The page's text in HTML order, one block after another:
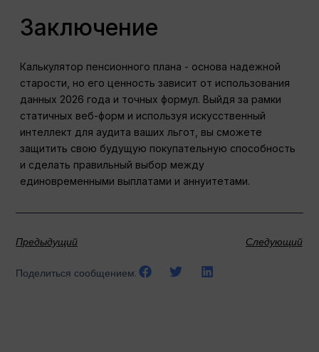
Заключение
Калькулятор пенсионного плана - основа надежной
старости, но его ценность зависит от использования
данных 2026 года и точных формул. Выйдя за рамки
статичных веб-форм и используя искусственный
интеллект для аудита ваших льгот, вы сможете
защитить свою будущую покупательную способность
и сделать правильный выбор между
единовременными выплатами и аннуитетами.
Предыдущий Следующий
Поделиться сообщением: